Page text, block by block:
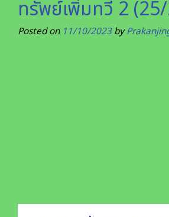
ทรัพย์เพิ่มทวี 2
Posted on 11/10/2023by